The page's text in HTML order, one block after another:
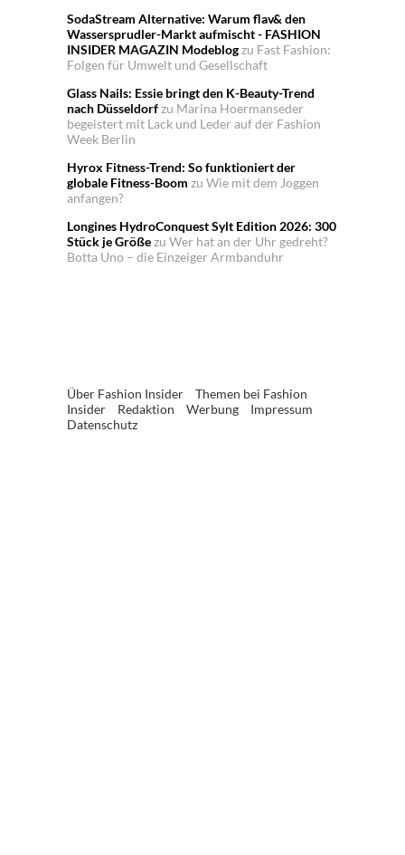
SodaStream Alternative: Warum flav& den
Wassersprudler-Markt aufmischt - FASHION
INSIDER MAGAZIN Modeblogzu Fast Fashion:
Folgen für Umwelt und Gesellschaft
Glass Nails: Essie bringt den K-Beauty-Trend
nach Düsseldorfzu Marina Hoermanseder
begeistert mit Lack und Leder auf der Fashion
Week Berlin
Hyrox Fitness-Trend: So funktioniert der
globale Fitness-Boom zu Wie mit dem Joggen
anfangen?
Longines HydroConquest Sylt Edition 2026: 300
Stück je Größezu Wer hat an der Uhr gedreht?
Botta Uno – die Einzeiger Armbanduhr
Über Fashion Insider
Themen bei Fashion
Insider
Redaktion Werbung
Impressum
Datenschutz